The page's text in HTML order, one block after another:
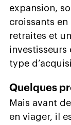
expansion,
croissants
retraites et
type
Quelques
Mais avant
en viager, il